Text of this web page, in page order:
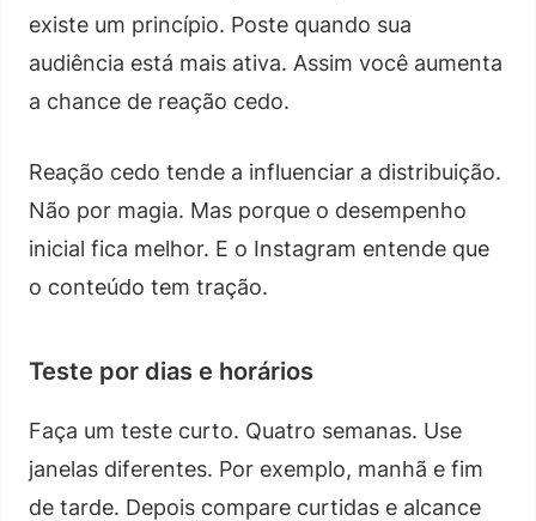
existe um princípio. Poste quando sua
audiência está mais ativa. Assim você aumenta
a chance de reação cedo.
Reação cedo tende a influenciar a distribuição.
Não por magia. Mas porque o desempenho
inicial fica melhor. E o Instagram entende que
o conteúdo tem tração.
Teste por dias e horários
Faça um teste curto. Quatro semanas. Use
janelas diferentes. Por exemplo, manhã e fim
de tarde. Depois compare curtidas e alcance